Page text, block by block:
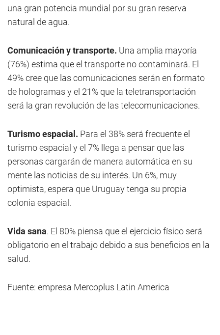
una gran potencia mundial por su gran reserva
natural de agua.
Comunicación y transporte. Una amplia mayoría
(76%) estima que el transporte no contaminará. El
49% cree que las comunicaciones serán en formato
de hologramas y el 21% que la teletransportación
será la gran revolución de las telecomunicaciones.
Turismo espacial. Para el 38% será frecuente el
turismo espacial y el 7% llega a pensar que las
personas cargarán de manera automática en su
mente las noticias de su interés. Un 6%, muy
optimista, espera que Uruguay tenga su propia
colonia espacial.
Vida sana. El 80% piensa que el ejercicio físico será
obligatorio en el trabajo debido a sus beneficios en la
salud.
Fuente: empresa Mercoplus Latin America